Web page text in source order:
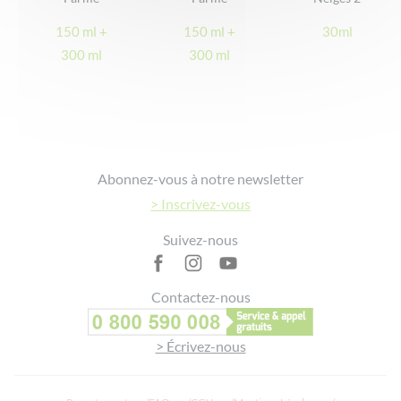
Conçu, fabriqué et conditionné en France
150 ml +
300 ml
150 ml +
300 ml
30ml
Abonnez-vous à notre newsletter
> Inscrivez-vous
Suivez-nous
Contactez-nous
> Écrivez-nous